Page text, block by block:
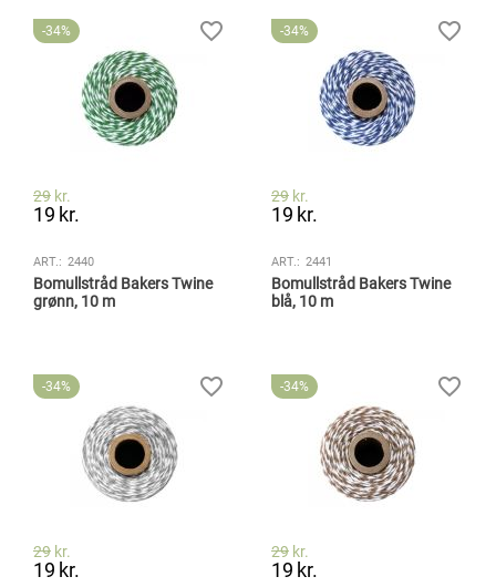
34%
29 kr.
19 kr.
ART.: 2440
Bomullstråd Bakers Twine
grønn, 10 m
34%
29 kr.
19 kr.
ART.: 2441
Bomullstråd Bakers Twine
blå, 10 m
34%
29 kr.
19 kr.
34%
29 kr.
19 kr.